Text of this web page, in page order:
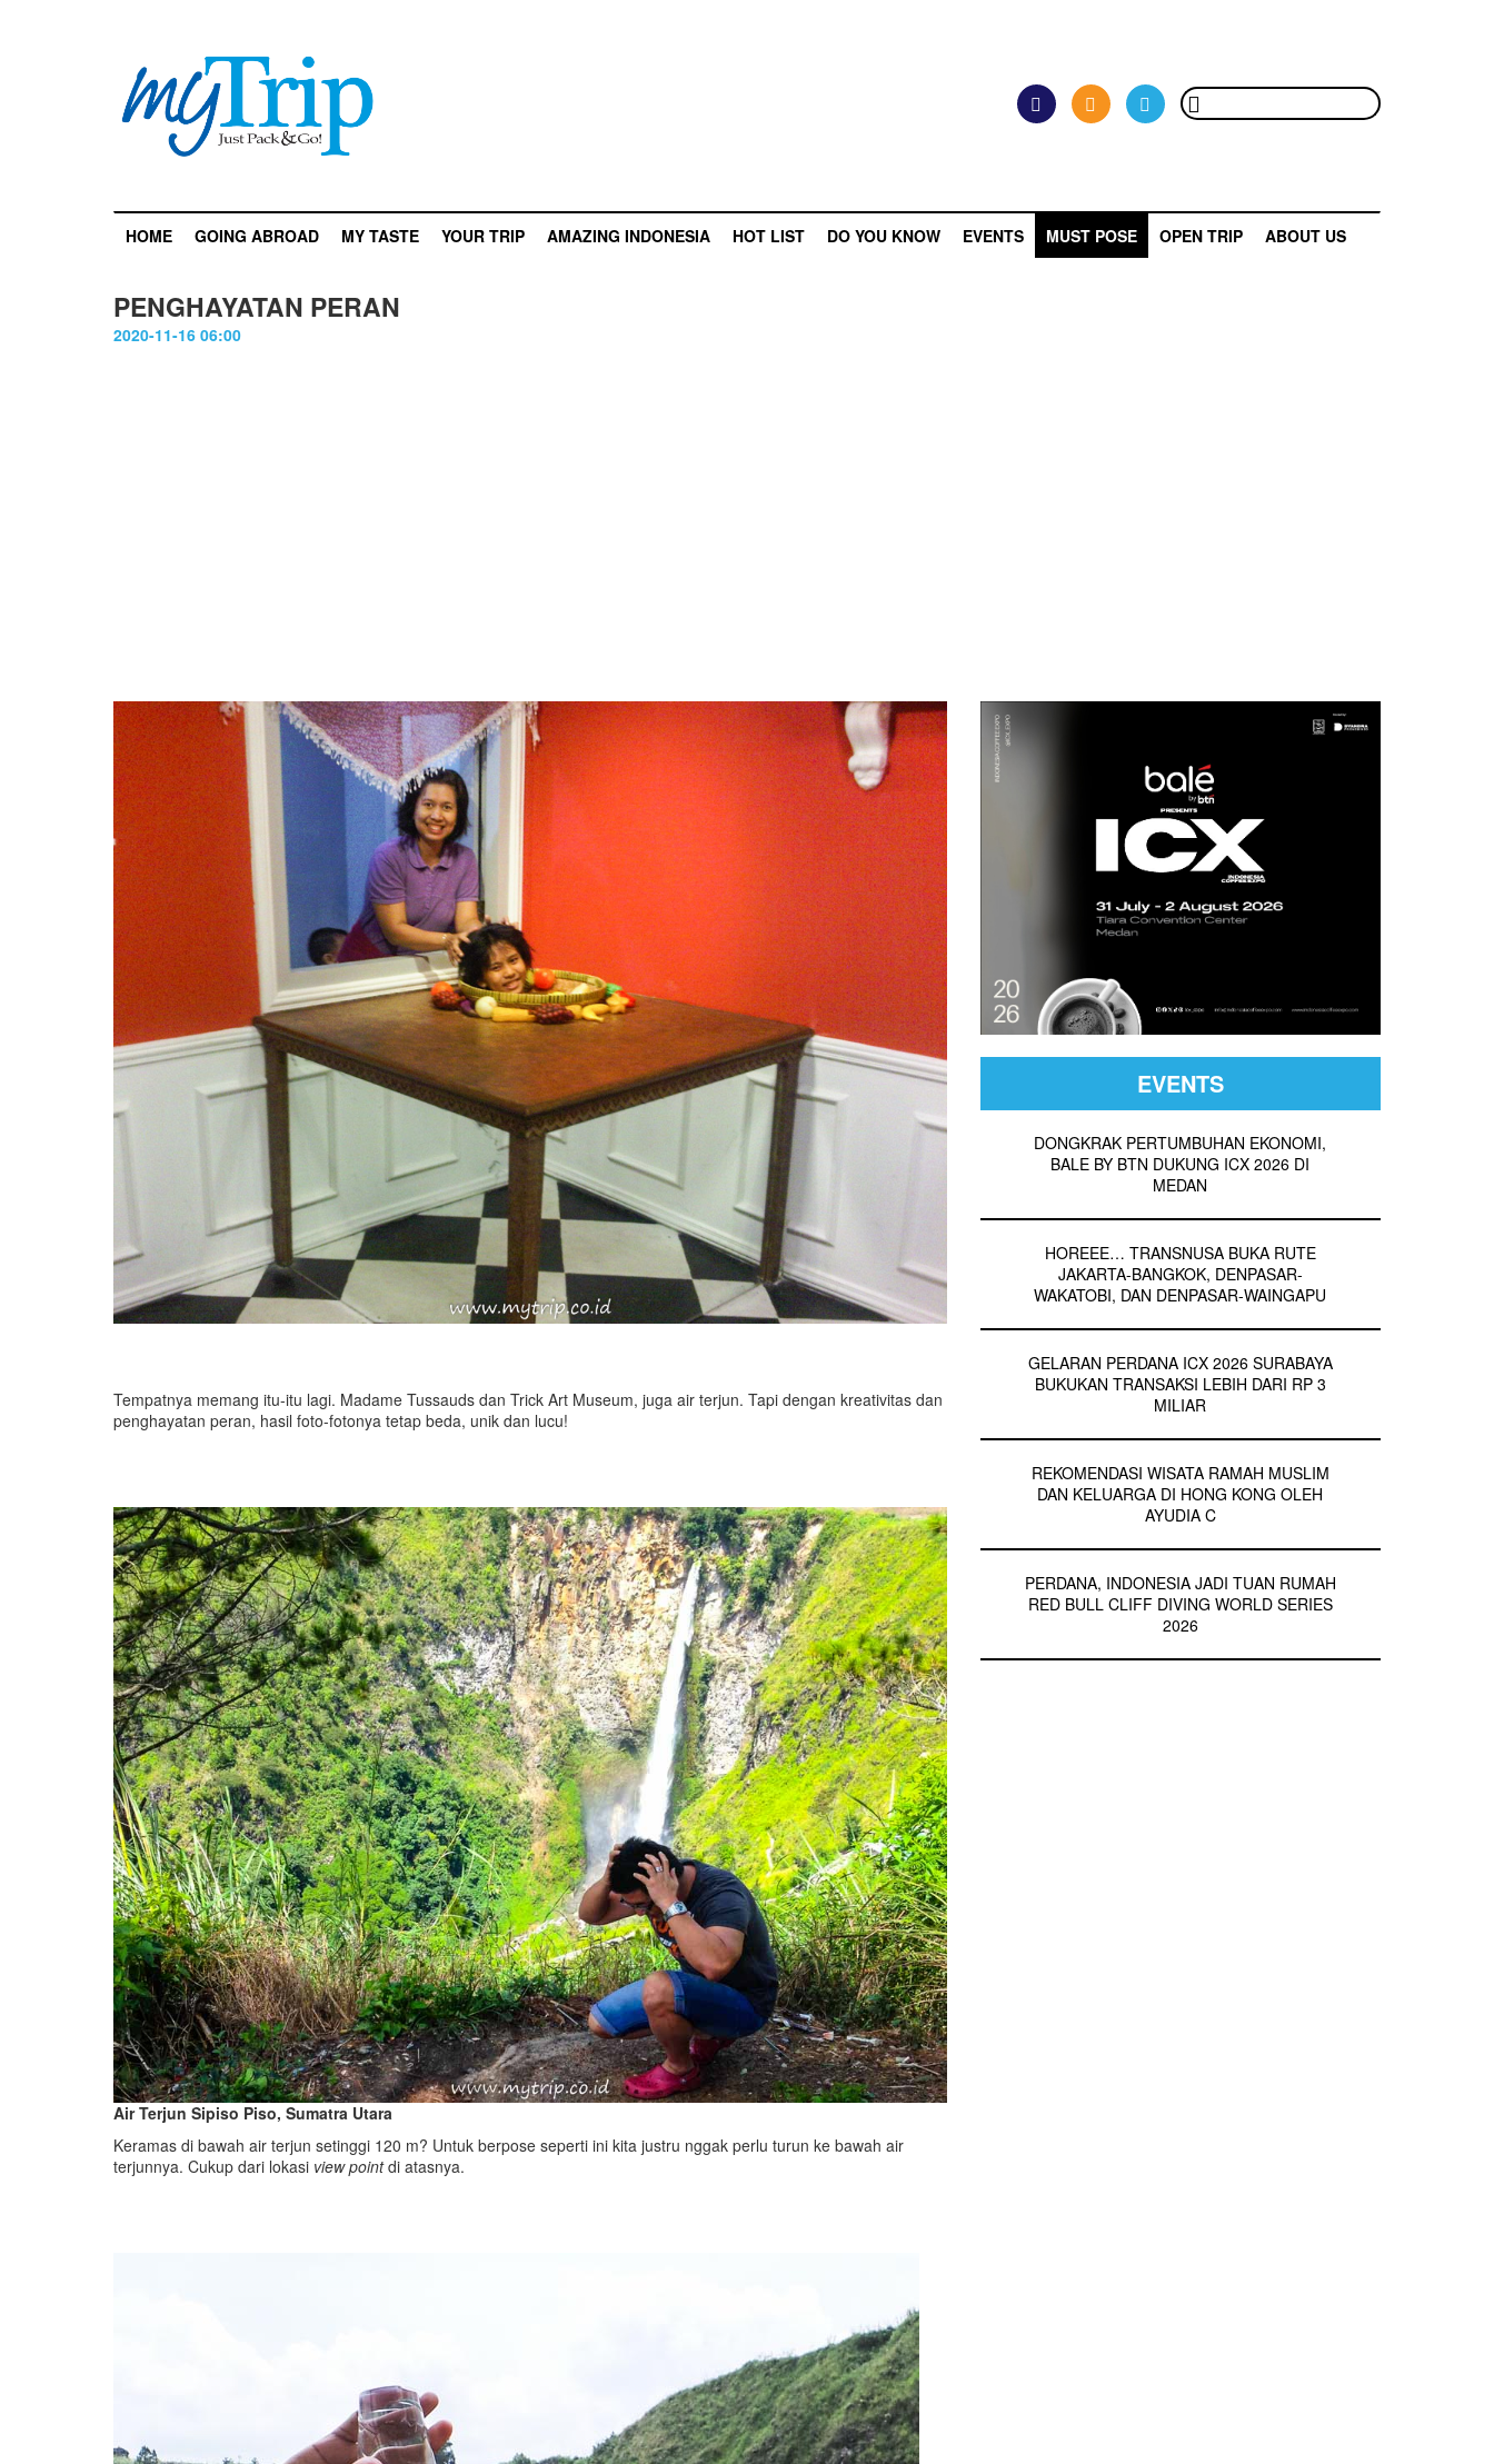
HOME GOING ABROAD MY TASTE YOUR TRIP AMAZING INDONESIA HOT LIST DO YOU KNOW EVENTS MUST POSE OPEN TRIP ABOUT US
PENGHAYATAN PERAN
2020-11-16 06:00
Tempatnya memang itu-itu lagi. Madame Tussauds dan Trick Art Museum, juga air terjun. Tapi dengan kreativitas dan
penghayatan peran, hasil foto-fotonya tetap beda, unik dan lucu!
Air Terjun Sipiso Piso, Sumatra Utara
Keramas di bawah air terjun setinggi 120 m? Untuk berpose seperti ini kita justru nggak perlu turun ke bawah air
terjunnya. Cukup dari lokasi view pointdi atasnya.
EVENTS
DONGKRAK PERTUMBUHAN EKONOMI,
BALE BY BTN DUKUNG ICX 2026 DI
MEDAN
HOREEE… TRANSNUSA BUKA RUTE
JAKARTA-BANGKOK, DENPASAR-
WAKATOBI, DAN DENPASAR-WAINGAPU
GELARAN PERDANA ICX 2026 SURABAYA
BUKUKAN TRANSAKSI LEBIH DARI RP 3
MILIAR
REKOMENDASI WISATA RAMAH MUSLIM
DAN KELUARGA DI HONG KONG OLEH
AYUDIA C
PERDANA, INDONESIA JADI TUAN RUMAH
RED BULL CLIFF DIVING WORLD SERIES
2026